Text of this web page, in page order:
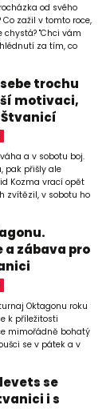
od svého
zažil v tomto roce,
chystá? "Chci vám
za tím, co
trochu
motivaci,
a v sobotu boj.
pak přišly ale
Kozma vrací opět
zvítězil, v sobotu ho
zábava pro
Oktagonu roku
k příležitosti
mimořádně bohatý
se v pátek a v
se
i s